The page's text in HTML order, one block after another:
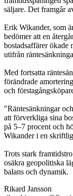
säljare. Det framgår
Erik Wikander, som
bedömer att en
bostadsaffärer ökade
utifrån
Med fortsatta
förändrade
och
"Räntesänkningar
att förverkliga sina
på 5–7 procent och
Wikander i en
Trots stark
osäkra geopolitiska
balans och dynamik.
Rikard Jansson